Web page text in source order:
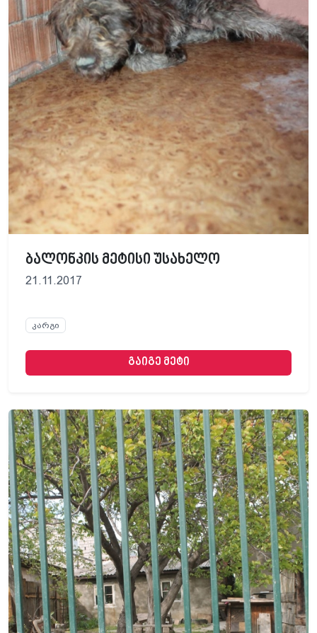
ბალონკის მეტისი უსახელო
21.11.2017
კარგი
გაიგე მეტი